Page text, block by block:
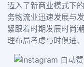
迈入了新商业模式下
务物流业迅速发展与
紧跟着时期发展时尚
理布局考虑与时俱进